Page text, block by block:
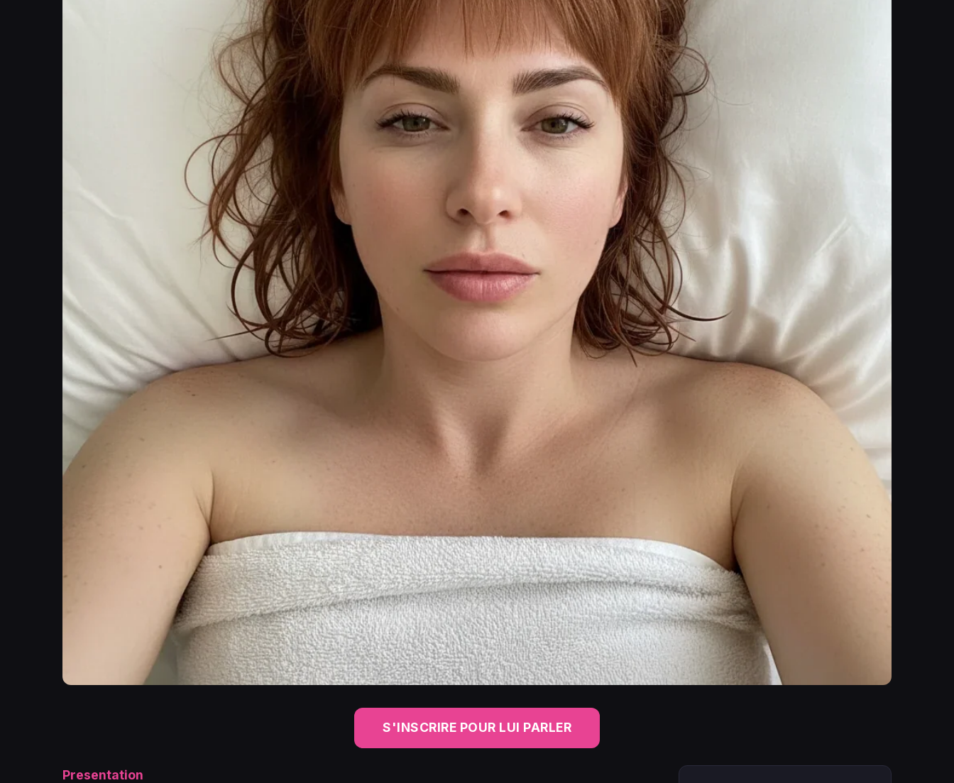
S'INSCRIRE POUR LUI PARLER
Presentation